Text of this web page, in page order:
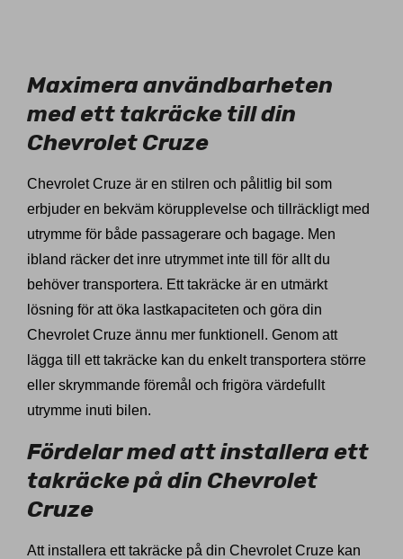
Maximera användbarheten
med ett takräcke till din
Chevrolet Cruze
Chevrolet Cruze är en stilren och pålitlig bil som
erbjuder en bekväm körupplevelse och tillräckligt med
utrymme för både passagerare och bagage. Men
ibland räcker det inre utrymmet inte till för allt du
behöver transportera. Ett takräcke är en utmärkt
lösning för att öka lastkapaciteten och göra din
Chevrolet Cruze ännu mer funktionell. Genom att
lägga till ett takräcke kan du enkelt transportera större
eller skrymmande föremål och frigöra värdefullt
utrymme inuti bilen.
Fördelar med att installera ett
takräcke på din Chevrolet
Cruze
Att installera ett takräcke på din Chevrolet Cruze kan